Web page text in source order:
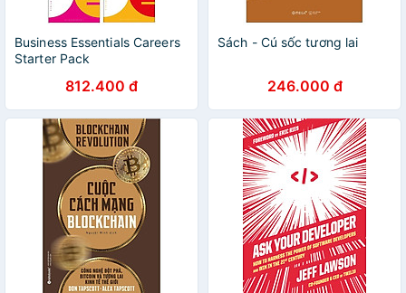
Business Essentials Careers
Starter Pack
812.400 đ
Sách - Cú sốc tương lai
246.000 đ